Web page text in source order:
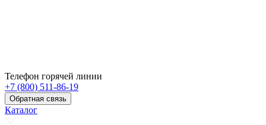
Телефон горячей линии
+7 (800) 511-86-19
Обратная связь
Каталог